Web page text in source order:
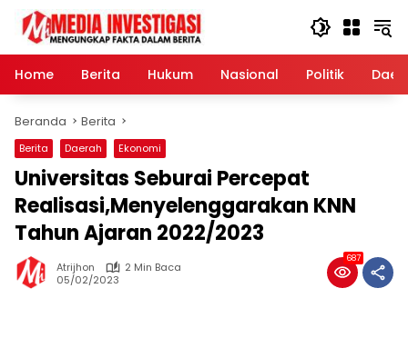
Langsung
konten
Home
Berita Hukum Nasional Politik
Beranda Berita
Berita Daerah Ekonomi
Universitas Seburai Percepat
Realisasi,Menyelenggarakan KNN
Tahun Ajaran 2022/2023
Atrijhon
2 Min Baca
05/02/2023
687